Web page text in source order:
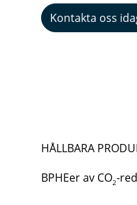
Kontakta oss
HÅLLBARA
BPHEer av CO2-